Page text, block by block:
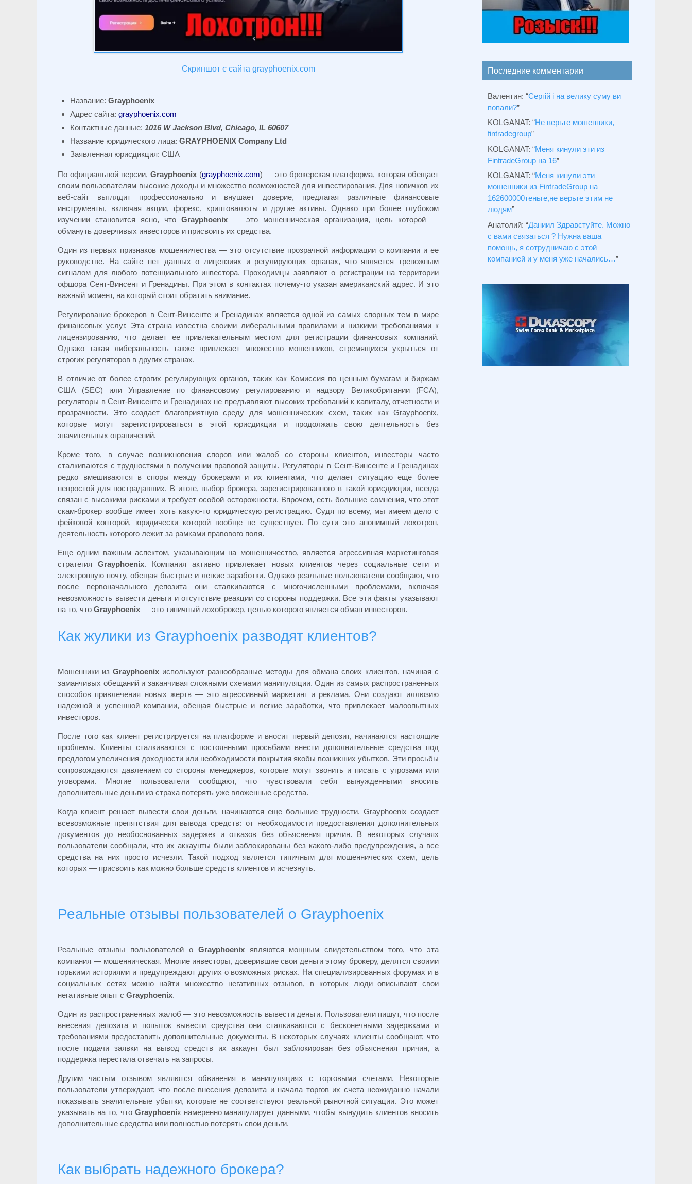
Скриншот с сайта grayphoenix.com
Название: Grayphoenix
Адрес сайта: grayphoenix.com
Контактные данные: 1016 W Jackson Blvd, Chicago, IL 60607
Название юридического лица: GRAYPHOENIX Company Ltd
Заявленная юрисдикция: США
По официальной версии, Grayphoenix(grayphoenix.com) — это брокерская платформа, которая обещает
своим пользователям высокие доходы и множество возможностей для инвестирования. Для новичков их
веб-сайт выглядит профессионально и внушает доверие, предлагая различные финансовые
инструменты, включая акции, форекс, криптовалюты и другие активы. Однако при более глубоком
изучении становится ясно, чтоGrayphoenix — это мошенническая организация, цель которой —
обмануть доверчивых инвесторов и присвоить их средства.
Один из первых признаков мошенничества — это отсутствие прозрачной информации о компании и ее
руководстве. На сайте нет данных о лицензиях и регулирующих органах, что является тревожным
сигналом для любого потенциального инвестора. Проходимцы заявляют о регистрации на территории
офшора Сент-Винсент и Гренадины. При этом в контактах почему-то указан американский адрес. И это
важный момент, на который стоит обратить внимание.
Регулирование брокеров в Сент-Винсенте и Гренадинах является одной из самых спорных тем в мире
финансовых услуг. Эта страна известна своими либеральными правилами и низкими требованиями к
лицензированию, что делает ее привлекательным местом для регистрации финансовых компаний.
Однако такая либеральность также привлекает множество мошенников, стремящихся укрыться от
строгих регуляторов в других странах.
В отличие от более строгих регулирующих органов, таких как Комиссия по ценным бумагам и биржам
США (SEC) или Управление по финансовому регулированию и надзору Великобритании (FCA),
регуляторы в Сент-Винсенте и Гренадинах не предъявляют высоких требований к капиталу, отчетности и
прозрачности. Это создает благоприятную среду для мошеннических схем, таких как Grayphoenix,
которые могут зарегистрироваться в этой юрисдикции и продолжать свою деятельность без
значительных ограничений.
Кроме того, в случае возникновения споров или жалоб со стороны клиентов, инвесторы часто
сталкиваются с трудностями в получении правовой защиты. Регуляторы в Сент-Винсенте и Гренадинах
редко вмешиваются в споры между брокерами и их клиентами, что делает ситуацию еще более
непростой для пострадавших. В итоге, выбор брокера, зарегистрированного в такой юрисдикции, всегда
связан с высокими рисками и требует особой осторожности. Впрочем, есть большие сомнения, что этот
скам-брокер вообще имеет хоть какую-то юридическую регистрацию. Судя по всему, мы имеем дело с
фейковой конторой, юридически которой вообще не существует. По сути это анонимный лохотрон,
деятельность которого лежит за рамками правового поля.
Еще одним важным аспектом, указывающим на мошенничество, является агрессивная маркетинговая
стратегия Grayphoenix. Компания активно привлекает новых клиентов через социальные сети и
электронную почту, обещая быстрые и легкие заработки. Однако реальные пользователи сообщают, что
после первоначального депозита они сталкиваются с многочисленными проблемами, включая
невозможность вывести деньги и отсутствие реакции со стороны поддержки. Все эти факты указывают
на то, что Grayphoenix — это типичный лохоброкер, целью которого является обман инвесторов.
Как жулики из Grayphoenix разводят клиентов?
Мошенники из Grayphoenix используют разнообразные методы для обмана своих клиентов, начиная с
заманчивых обещаний и заканчивая сложными схемами манипуляции. Один из самых распространенных
способов привлечения новых жертв — это агрессивный маркетинг и реклама. Они создают иллюзию
надежной и успешной компании, обещая быстрые и легкие заработки, что привлекает малоопытных
инвесторов.
После того как клиент регистрируется на платформе и вносит первый депозит, начинаются настоящие
проблемы. Клиенты сталкиваются с постоянными просьбами внести дополнительные средства под
предлогом увеличения доходности или необходимости покрытия якобы возникших убытков. Эти просьбы
сопровождаются давлением со стороны менеджеров, которые могут звонить и писать с угрозами или
уговорами. Многие пользователи сообщают, что чувствовали себя вынужденными вносить
дополнительные деньги из страха потерять уже вложенные средства.
Когда клиент решает вывести свои деньги, начинаются еще большие трудности. Grayphoenix создает
всевозможные препятствия для вывода средств: от необходимости предоставления дополнительных
документов до необоснованных задержек и отказов без объяснения причин. В некоторых случаях
пользователи сообщали, что их аккаунты были заблокированы без какого-либо предупреждения, а все
средства на них просто исчезли. Такой подход является типичным для мошеннических схем, цель
которых — присвоить как можно больше средств клиентов и исчезнуть.
Реальные отзывы пользователей о Grayphoenix
Реальные отзывы пользователей о Grayphoenixявляются мощным свидетельством того, что эта
компания — мошенническая. Многие инвесторы, доверившие свои деньги этому брокеру, делятся своими
горькими историями и предупреждают других о возможных рисках. На специализированных форумах и в
социальных сетях можно найти множество негативных отзывов, в которых люди описывают свои
негативные опыт с Grayphoenix.
Один из распространенных жалоб — это невозможность вывести деньги. Пользователи пишут, что после
внесения депозита и попыток вывести средства они сталкиваются с бесконечными задержками и
требованиями предоставить дополнительные документы. В некоторых случаях клиенты сообщают, что
после подачи заявки на вывод средств их аккаунт был заблокирован без объяснения причин, а
поддержка перестала отвечать на запросы.
Другим частым отзывом являются обвинения в манипуляциях с торговыми счетами. Некоторые
пользователи утверждают, что после внесения депозита и начала торгов их счета неожиданно начали
показывать значительные убытки, которые не соответствуют реальной рыночной ситуации. Это может
указывать на то, что Grayphoenix намеренно манипулирует данными, чтобы вынудить клиентов вносить
дополнительные средства или полностью потерять свои деньги.
Как выбрать надежного брокера?
Последние комментарии
Валентин: “Сергій і на велику суму ви
попали?”
KOLGANAT: “Не верьте мошенники,
fintradegroup”
KOLGANAT: “Меня кинули эти из
FintradeGroup на 16”
KOLGANAT: “Меня кинули эти
мошенники из FintradeGroup на
162600000теньге,не верьте этим не
людям”
Анатолий: “Даниил Здравстуйте. Можно
с вами связаться ? Нужна ваша
помощь, я сотрудничаю с этой
компанией и у меня уже начались…”